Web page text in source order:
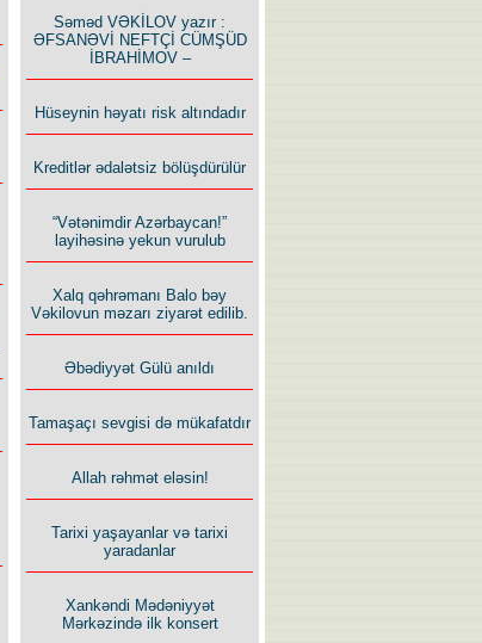
Səməd VƏKİLOV yazır :
ƏFSANƏVİ NEFTÇİ CÜMŞÜD
İBRAHİMOV –
Hüseynin həyatı risk altındadır
Kreditlər ədalətsiz bölüşdürülür
“Vətənimdir Azərbaycan!”
layihəsinə yekun vurulub
Xalq qəhrəmanı Balo bəy
Vəkilovun məzarı ziyarət edilib.
Əbədiyyət Gülü anıldı
Tamaşaçı sevgisi də mükafatdır
Allah rəhmət eləsin!
Tarixi yaşayanlar və tarixi
yaradanlar
Xankəndi Mədəniyyət
Mərkəzində ilk konsert